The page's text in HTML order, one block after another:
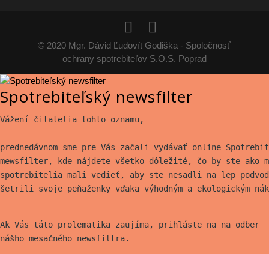
© 2020 Mgr. Dávid Ľudovít Godiška - Spoločnosť
ochrany spotrebiteľov S.O.S. Poprad
Spotrebiteľský newsfilter
Vážení čitatelia tohto oznamu,
prednedávnom sme pre Vás začali vydávať online
mewsfilter, kde nájdete všetko dôležité, čo by ste ako
spotrebitelia mali vedieť, aby ste nesadli na lep
šetrili svoje peňaženky vďaka výhodným a ekologickým
Ak Vás táto prolematika zaujíma, prihláste na na odber
nášho mesačného newsfiltra.